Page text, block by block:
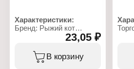
Характеристики:
Бренд: Рыжий кот
Артикул: П54-8710
Модель: "Подарок для
мальчиков"
23,05 ₽
В корзину